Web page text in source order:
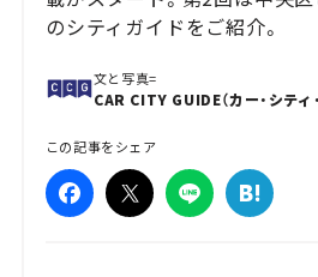
のシティガイドをご紹介。
文と写真=
CAR CITY GUIDE（カー・シティ
この記事をシェア